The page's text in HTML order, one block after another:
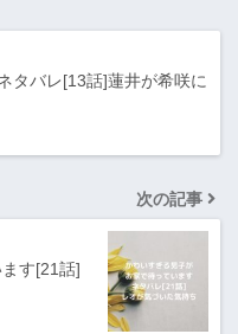
タバレ[13話]蓮井が希咲に
次の記事
す[21話]